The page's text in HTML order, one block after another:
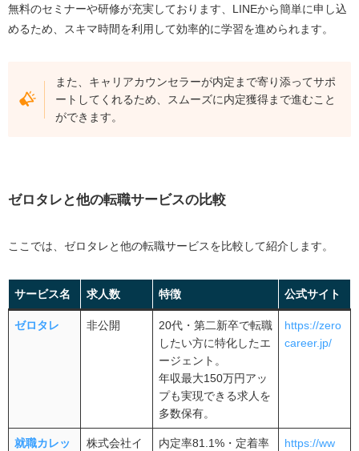
無料のセミナーや研修が充実しております、LINEから簡単に申し込
めるため、スキマ時間を利用して効率的に学習を進められます。
また、キャリアカウンセラーが内定まで寄り添ってサポ
ートしてくれるため、スムーズに内定獲得まで進むこと
ができます。
ゼロタレと他の転職サービスの比較
ここでは、ゼロタレと他の転職サービスを比較して紹介します。
サービス名 求人数 特徴 公式サイト
ゼロタレ 非公開
20代・第二新卒で転職
したい方に特化したエ
ージェント。
年収最大150万円アッ
プも実現できる求人を
多数保有。
https://zero
career.jp/
就職カレッ
株式会社イ
内定率81.1%・定着率
https://ww